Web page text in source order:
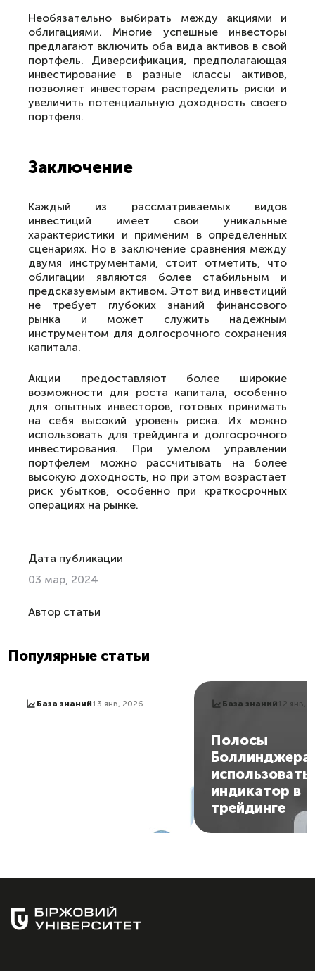
Необязательно выбирать между акциями и
облигациями. Многие успешные инвесторы
предлагают включить оба вида активов в свой
портфель. Диверсификация, предполагающая
инвестирование в разные классы активов,
позволяет инвесторам распределить риски и
увеличить потенциальную доходность своего
портфеля.
Заключение
Каждый из рассматриваемых видов
инвестиций имеет свои уникальные
характеристики и применим в определенных
сценариях. Но в заключение сравнения между
двумя инструментами, стоит отметить, что
облигации являются более стабильным и
предсказуемым активом. Этот вид инвестиций
не требует глубоких знаний финансового
рынка и может служить надежным
инструментом для долгосрочного сохранения
капитала.
Акции предоставляют более широкие
возможности для роста капитала, особенно
для опытных инвесторов, готовых принимать
на себя высокий уровень риска. Их можно
использовать для трейдинга и долгосрочного
инвестирования. При умелом управлении
портфелем можно рассчитывать на более
высокую доходность, но при этом возрастает
риск убытков, особенно при краткосрочных
операциях на рынке.
Дата публикации
03 мар, 2024
Автор статьи
Популярные статьи
База знаний13 янв, 2026 База знаний12 янв,
Полосы
использовать
индикатор в
трейдинге